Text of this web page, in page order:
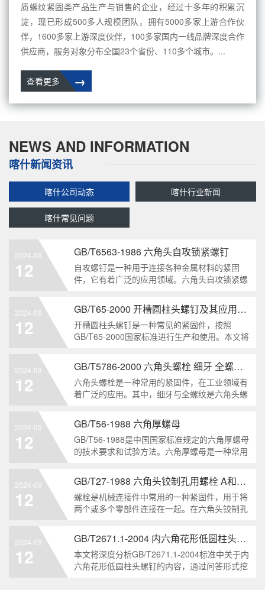
质螺纹紧固类产品生产与销售的企业，经过十多年的积累沉
淀，现已形成500多人规模团队，拥有5000多家上游合作伙
伴，1600多家上游深度伙伴，100多家国内一线品牌深度合作
供应商，服务对象分布全国23个省份、110多个城市。...
→
查看更多
NEWS AND INFORMATION
喀什新闻资讯
喀什公司动态 喀什行业新闻
喀什常见问题
2024-09
12
GB/T6563-1986 六角头自攻锁紧螺钉
自攻螺钉是一种用于连接各种金属材料的紧固
件，它有着广泛的应用领域。六角头自攻锁紧螺
标准。本文将深度分析这种螺钉的特点、应用以
及制造要求等相关知识点，为读者提供全面的了
解。1. 六角头自
2024-09
12
GB/T65-2000 开槽圆柱头螺钉及其应用领域
开槽圆柱头螺钉是一种常见的紧固件，按照
GB/T65-2000国家标准进行生产和使用。本文将
领域，帮助读者更好地了解和应用该种螺钉。什
么是GB/T65-2000 开槽圆柱头螺钉？GB/T65-
200
2024-09
12
GB/T5786-2000 六角头螺栓 细牙 全螺纹——工业重要性和特点
六角头螺栓是一种常用的紧固件，在工业领域有
着广泛的应用。其中，细牙与全螺纹是六角头螺
两个方面，对GB/T5786-2000标准下的六角头螺
栓 细牙 全螺纹进行深度分析和知识挖掘。什么
是GB/T57
2024-09
12
GB/T56-1988 六角厚螺母
GB/T56-1988是中国国家标准规定的六角厚螺母
的技术要求和试验方法。六角厚螺母是一种常用
用于需要更大的力矩和耐久性的紧固装配。六角
厚螺母的材料和制造工艺六角厚螺母通常由低碳
钢、中碳钢或合金钢
2024-09
12
GB/T27-1988 六角头铰制孔用螺栓 A和B级
螺栓是机械连接件中常用的一种紧固件，用于将
两个或多个零部件连接在一起。在六角头铰制孔
级和B级两种。下面我们来分析一下这两种级别
的螺栓有哪些区别。1. A级和B级的定义和标准
有什么不同?A级和B级是
2024-09
12
GB/T2671.1-2004 内六角花形低圆柱头螺钉
本文将深度分析GB/T2671.1-2004标准中关于内
六角花形低圆柱头螺钉的内容，通过问答形式挖